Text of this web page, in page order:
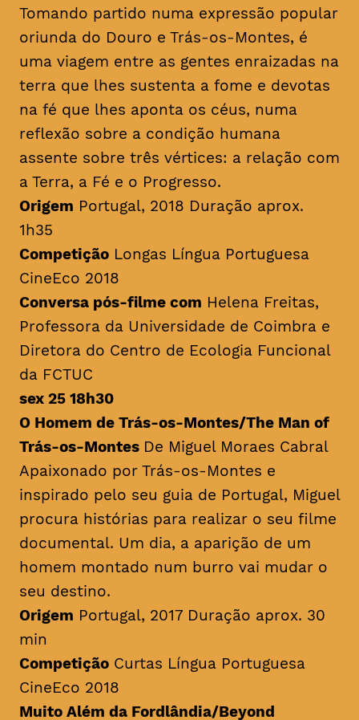
Tomando partido numa expressão popular
oriunda do Douro e Trás-os-Montes, é
uma viagem entre as gentes enraizadas na
terra que lhes sustenta a fome e devotas
na fé que lhes aponta os céus, numa
reflexão sobre a condição humana
assente sobre três vértices: a relação com
a Terra, a Fé e o Progresso.
Origem Portugal, 2018 Duração aprox.
1h35
CompetiçãoLongas Língua Portuguesa
CineEco 2018
Conversa pós-filme com Helena Freitas,
Professora da Universidade de Coimbra e
Diretora do Centro de Ecologia Funcional
da FCTUC
sex 25 18h30
O Homem de Trás-os-Montes/The Man of
Trás-os-Montes De Miguel Moraes Cabral
Apaixonado por Trás-os-Montes e
inspirado pelo seu guia de Portugal, Miguel
procura histórias para realizar o seu filme
documental. Um dia, a aparição de um
homem montado num burro vai mudar o
seu destino.
Origem Portugal, 2017 Duração aprox. 30
min
CompetiçãoCurtas Língua Portuguesa
CineEco 2018
Muito Além da Fordlândia/Beyond